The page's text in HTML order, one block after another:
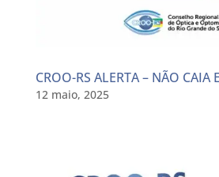
CROO-RS ALERTA – NÃO CAIA
12 maio, 2025